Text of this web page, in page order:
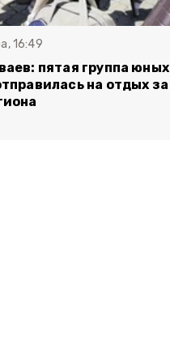
16:49
пятая группа юных
на отдых за